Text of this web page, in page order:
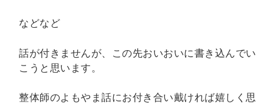
などなど
話が付きませんが、この先おいおいに書き込んでい
こうと思います。
整体師のよもやま話にお付き合い戴ければ嬉しく思